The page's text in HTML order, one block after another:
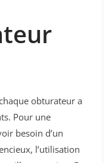
obturateur a
Pour une
besoin d’un
l’utilisation